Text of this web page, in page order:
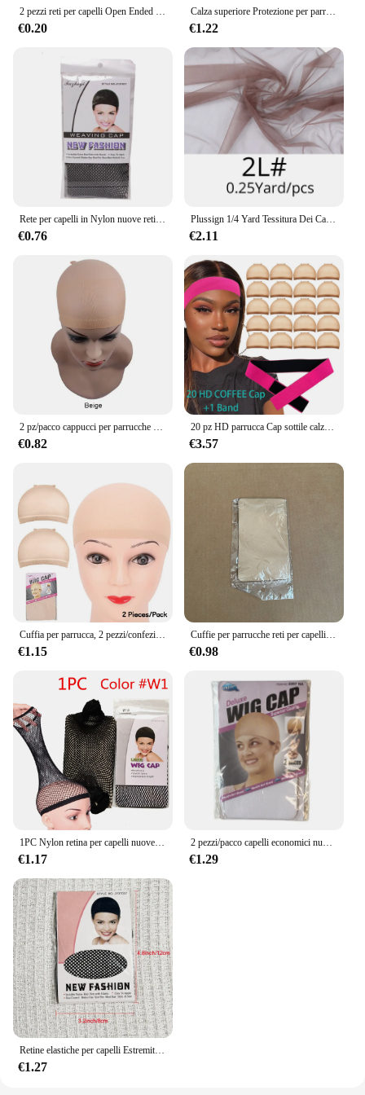
2 pezzi reti per capelli Open Ended parrucca Cap Mesh calze Caps tessitura parrucca retina per capelli per le donne
€0.20
Calza superiore Protezione per parrucca Retina per capelli per tessuto 2 pezzi Retine per parrucca per capelli Cuffia per parrucca in rete elasticizzata marrone nero per realizzare parrucche Formato libero
€1.22
Rete per capelli in Nylon nuove retine elastiche elastiche per capelli moda maglia tessitura parrucca Caps per le donne che fanno parrucca
€0.76
Plussign 1/4 Yard Tessitura Dei Capelli Rete Top Merletto Svizzero Materiale Seminterrato Fondotinta Parrucchino Chiusura Frontale Rete Per Fare Parrucche
€2.11
€0.82
20 pz HD parrucca Cap sottile calza Cap per parrucca anteriore del merletto parrucca trasparente Cap 1 PC parrucca fascia pizzo fusione fascia elastica berretto calvo per parrucche
€3.57
€1.15
Cuffie per parrucche reti per capelli reti per capelli intrecciate 2 10 12 20 pz/pacco calze per parrucca Caps in rete elasticizzata tappi per calze per fare parrucche formato libero
€0.98
€1.17 €1.29
€1.27